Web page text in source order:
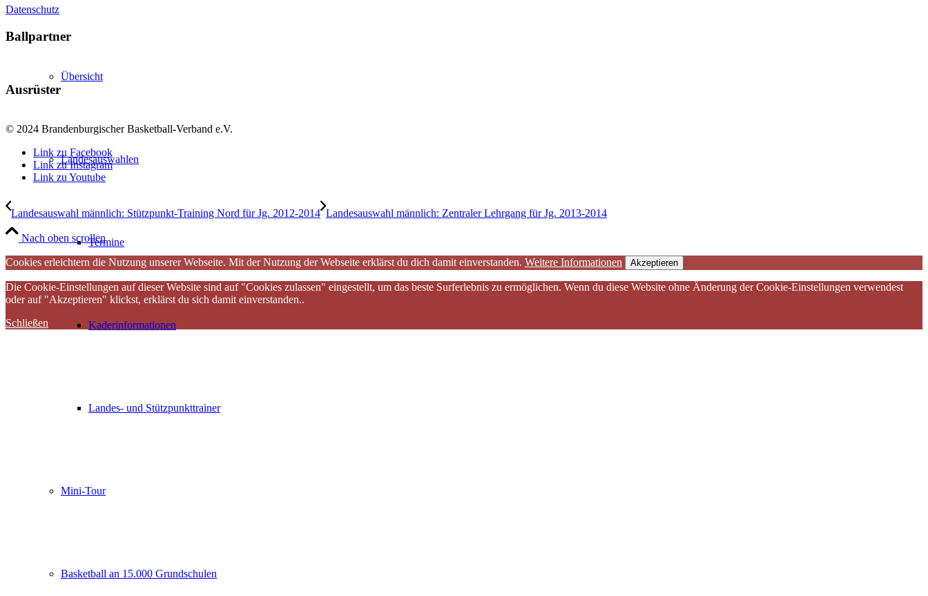
Übersicht
Landesauswahlen
Termine
Kaderinformationen
Landes- und Stützpunkttrainer
Mini-Tour
Basketball an 15.000 Grundschulen
Datenschutz
Ballpartner
Ausrüster
© 2024 Brandenburgischer Basketball-Verband e.V.
Link zu Facebook
Link zu Instagram
Link zu Youtube
Landesauswahl männlich: Stützpunkt-Training Nord für Jg. 2012-2014 Landesauswahl männlich: Zentraler Lehrgang für Jg. 2013-2014
Nach oben scrollen
Cookies erleichtern die Nutzung unserer Webseite. Mit der Nutzung der Webseite erklärst du dich damit einverstanden. Weitere Informationen Akzeptieren
Die Cookie-Einstellungen auf dieser Website sind auf "Cookies zulassen" eingestellt, um das beste Surferlebnis zu ermöglichen. Wenn du diese Website ohne Änderung der Cookie-Einstellungen verwendest
oder auf "Akzeptieren" klickst, erklärst du sich damit einverstanden..
Schließen